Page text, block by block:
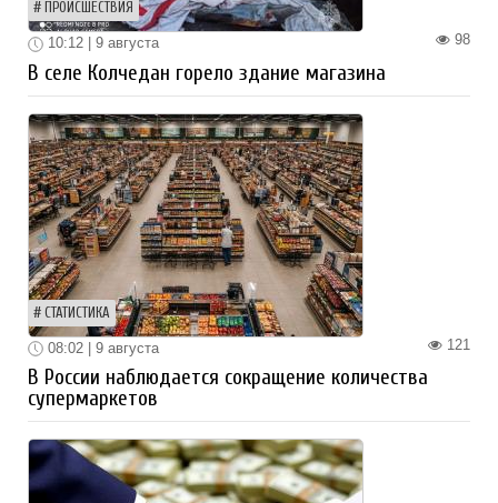
ПРОИСШЕСТВИЯ
98
10:12 | 9 августа
В селе Колчедан горело здание магазина
СТАТИСТИКА
121
08:02 | 9 августа
В России наблюдается сокращение количества
супермаркетов